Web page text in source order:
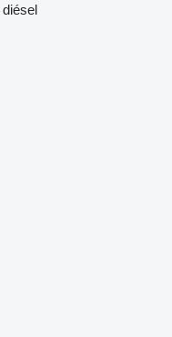
diésel